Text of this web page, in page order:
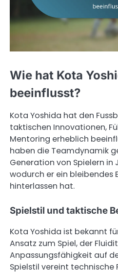
Wie hat Kota
beeinflusst?
Kota Yoshida hat den
taktischen Innovationen,
Mentoring erheblich
haben die Teamdynamik
Generation von Spielern in
wodurch er ein bleibendes
hinterlassen hat.
Spielstil und taktische
Kota Yoshida ist bekannt
Ansatz zum Spiel, der
Anpassungsfähigkeit auf
Spielstil vereint technische